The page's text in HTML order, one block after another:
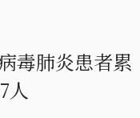
毒肺炎患者累
人